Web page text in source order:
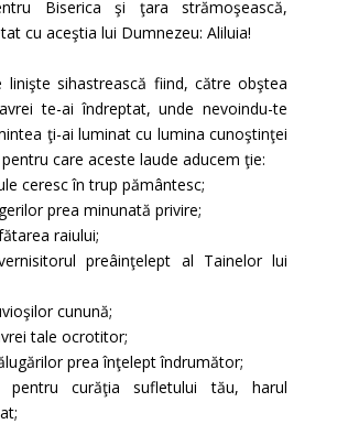
Biserica şi ţara strămoşească,
cu aceştia lui Dumnezeu: Aliluia!
linişte sihastrească fiind, către obştea
te-ai îndreptat, unde nevoindu-te
ţi-ai luminat cu lumina cunoştinţei
care aceste laude aducem ţie:
ceresc în trup pământesc;
prea minunată privire;
raiului;
preâinţelept al Tainelor lui
cunună;
tale ocrotitor;
prea înţelept îndrumător;
pentru curăţia sufletului tău, harul